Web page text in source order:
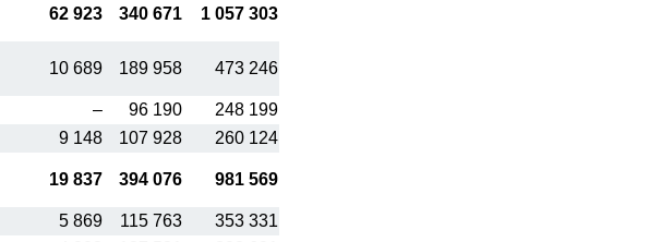
62 923 340 671 1 057 303
10 689 189 958 473 246
– 96 190
248 199
9 148 107 928
260 124
19 837 394 076 981 569
5 869 115 763
353 331